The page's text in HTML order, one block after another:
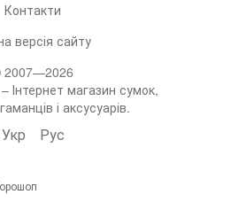
Контакти
версія сайту
2007—2026
– Інтернет магазин сумок,
і аксусуарів.
Укр Рус